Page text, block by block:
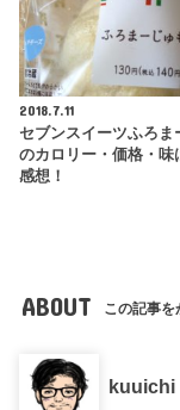
2018.7.11
セブンスイーツふろま
のカロリー・価格・味
感想！
ABOUT この記事を
kuuichi